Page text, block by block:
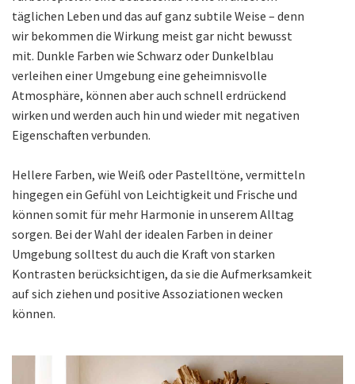
täglichen Leben und das auf ganz subtile Weise – denn
wir bekommen die Wirkung meist gar nicht bewusst
mit. Dunkle Farben wie Schwarz oder Dunkelblau
verleihen einer Umgebung eine geheimnisvolle
Atmosphäre, können aber auch schnell erdrückend
wirken und werden auch hin und wieder mit negativen
Eigenschaften verbunden.
Hellere Farben, wie Weiß oder Pastelltöne, vermitteln
hingegen ein Gefühl von Leichtigkeit und Frische und
können somit für mehr Harmonie in unserem Alltag
sorgen. Bei der Wahl der idealen Farben in deiner
Umgebung solltest du auch die Kraft von starken
Kontrasten berücksichtigen, da sie die Aufmerksamkeit
auf sich ziehen und positive Assoziationen wecken
können.